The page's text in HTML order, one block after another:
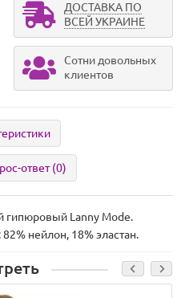
ДОСТАВКА ПО
ВСЕЙ УКРАИНЕ
Сотни довольных
клиентов
ответ(0)
гипюровый Lanny Mode.
нейлон, 18% эластан.